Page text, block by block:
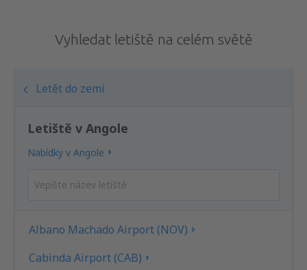
Vyhledat letiště na celém světě
Letět do zemí
Letiště v Angole
Nabídky v Angole
Albano Machado Airport (NOV)
Cabinda Airport (CAB)